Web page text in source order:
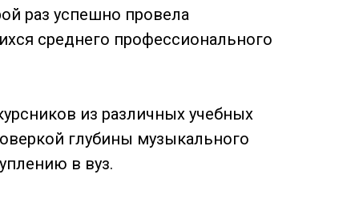
раз успешно провела
среднего профессионального
из различных учебных
глубины музыкального
в вуз.